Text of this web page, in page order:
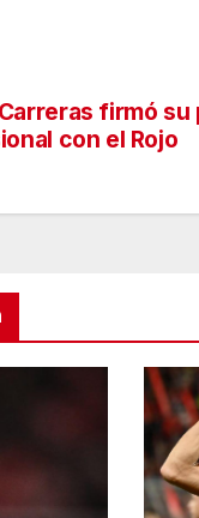
firmó su
con el Rojo